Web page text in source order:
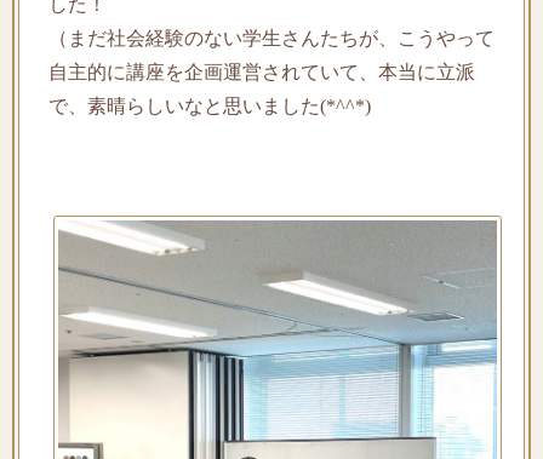
（まだ社会経験のない学生さんたちが、こうやって
自主的に講座を企画運営されていて、本当に立派
で、素晴らしいなと思いました(*^^*)